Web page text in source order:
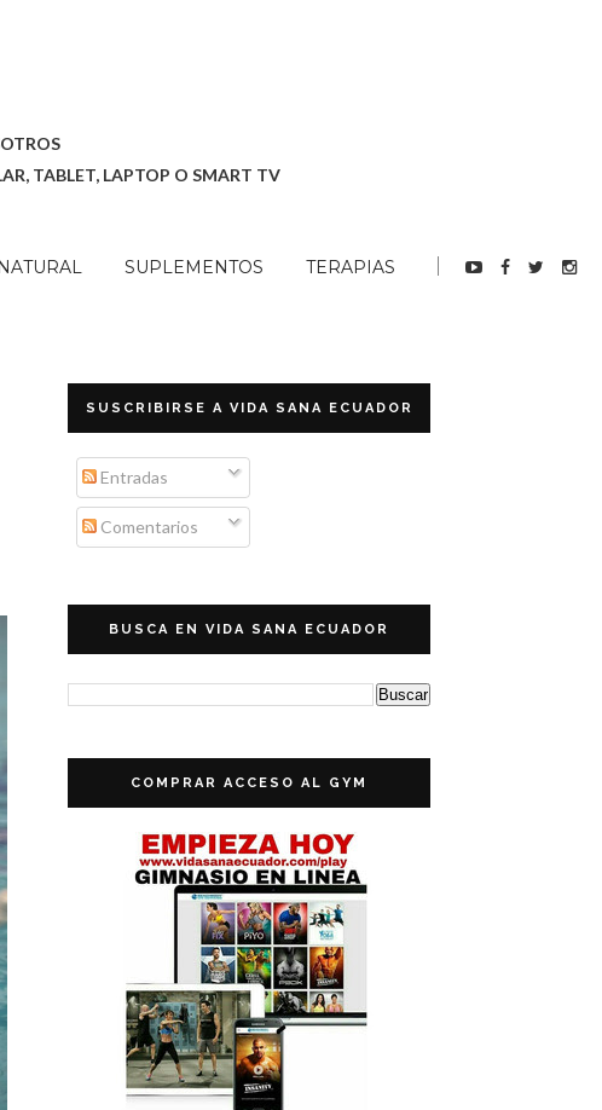
TABLET, LAPTOP O SMART TV
SUPLEMENTOS TERAPIAS
SUSCRIBIRSE A VIDA SANA ECUADOR
Entradas
Comentarios
BUSCA EN VIDA SANA ECUADOR
COMPRAR ACCESO AL GYM